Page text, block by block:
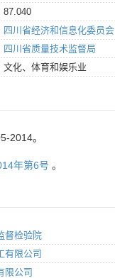
87.040
四川省经济和信息化委员会
四川省质量技术监督局
文化、体育和娱乐业
2014。
年第6号 。
督检验院
有限公司
限公司